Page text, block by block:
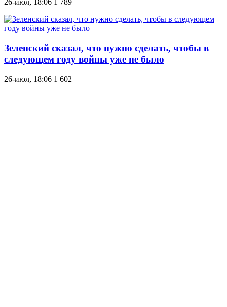
26-июл, 18:06 1 789
Зеленский сказал, что нужно сделать, чтобы в
следующем году войны уже не было
26-июл, 18:06 1 602